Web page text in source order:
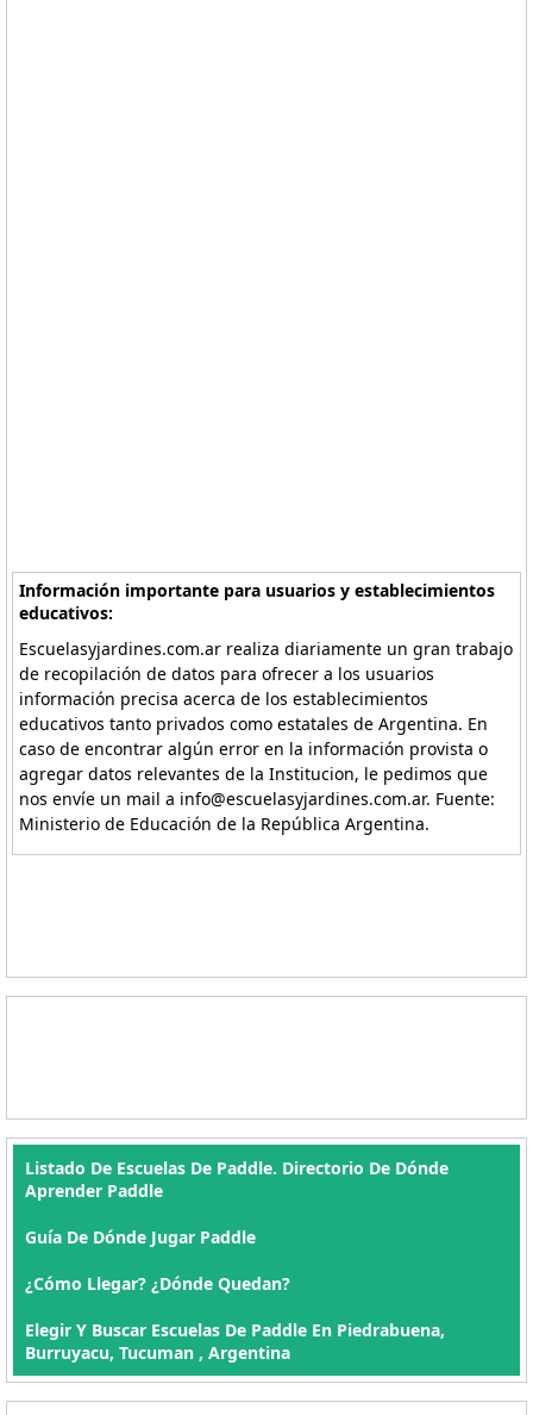
Información importante para usuarios y establecimientos
educativos:
Escuelasyjardines.com.ar realiza diariamente un gran trabajo
de recopilación de datos para ofrecer a los usuarios
información precisa acerca de los establecimientos
educativos tanto privados como estatales de Argentina. En
caso de encontrar algún error en la información provista o
agregar datos relevantes de la Institucion, le pedimos que
nos envíe un mail a info@escuelasyjardines.com.ar. Fuente:
Ministerio de Educación de la República Argentina.
Listado De Escuelas De Paddle. Directorio De Dónde
Aprender Paddle
Guía De Dónde Jugar Paddle
¿Cómo Llegar? ¿Dónde Quedan?
Elegir Y Buscar Escuelas De Paddle En Piedrabuena,
Burruyacu, Tucuman , Argentina